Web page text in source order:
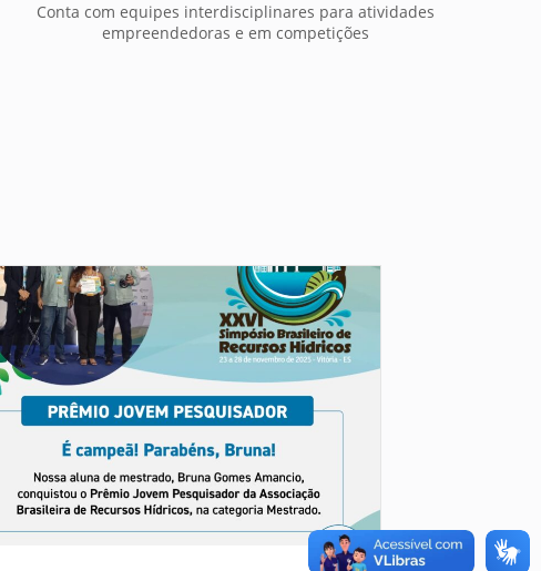
Conta com equipes interdisciplinares para atividades
empreendedoras e em competições